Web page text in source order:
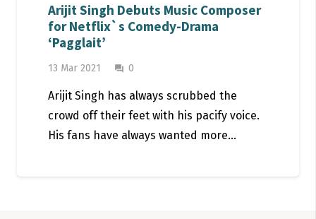
Arijit Singh Debuts Music Composer
for Netflix`s Comedy-Drama
‘Pagglait’
13 Mar 2021 question_answer 0
Arijit Singh has always scrubbed the
crowd off their feet with his pacify voice.
His fans have always wanted more…